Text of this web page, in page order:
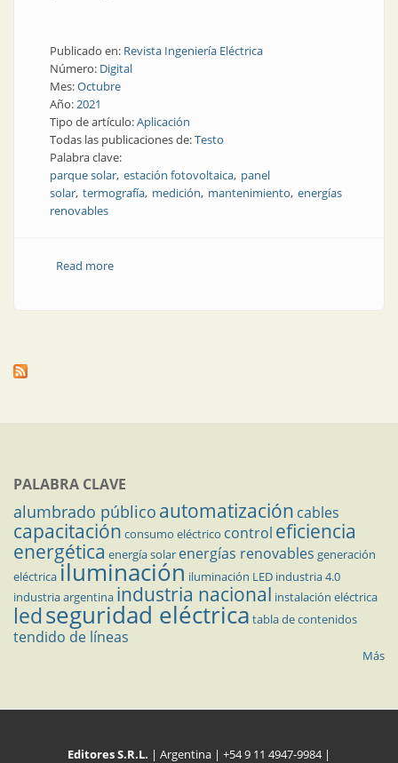
Publicado en: Revista Ingeniería Eléctrica
Número: Digital
Mes:Octubre
Año:2021
Tipo de artículo:Aplicación
Todas las publicaciones de:Testo
Palabra clave:
parque solar estación fotovoltaica panel
solar termografía medición mantenimiento energías
renovables
Read moreabout Termografía en parques solares
PALABRA CLAVE
alumbrado público automatización cables
capacitación consumo eléctrico control eficiencia
energética energía solar energías renovables generación
eléctricailuminación iluminación LED industria 4.0
industria argentina industria nacional instalación eléctrica
ledseguridad eléctrica tabla de contenidos
tendido de líneas
Más
Editores S.R.L. | Argentina | +54 9 11 4947-9984 |